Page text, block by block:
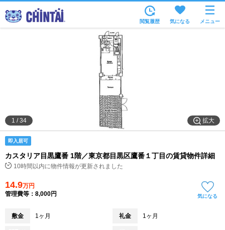
沿線・駅から
住所から
家賃相場から
通勤通学時間から
物件特集から
不動産会社から
閲覧履歴 気になる メニュー
拡大
1 /34
即入居可
カスタリア目黒鷹番 1階／東京都目黒区鷹番１丁目の賃貸物件詳細
10時間以内に物件情報が更新されました
14.9万円
管理費等：8,000円
気になる
敷金 1ヶ月 礼金 1ヶ月